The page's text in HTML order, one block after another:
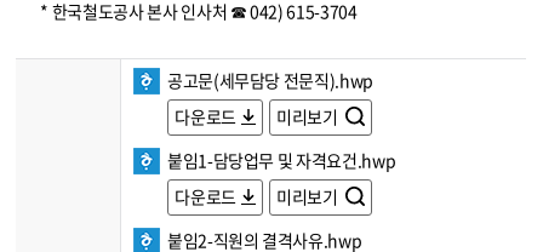
* 한국철도공사 본사 인사처 ☎ 042) 615-3704
공고문(세무담당 전문직).hwp
다운로드
미리보기
붙임1-담당업무 및 자격요건.hwp
다운로드
미리보기
붙임2-직원의 결격사유.hwp